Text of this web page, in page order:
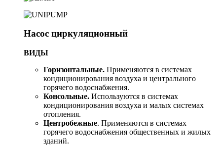
Насос циркуляционный
ВИДЫ
Горизонтальные. Применяются в системах
кондиционирования воздуха и центрального
горячего водоснабжения.
Консольные. Используются в системах
кондиционирования воздуха и малых системах
отопления.
Центробежные. Применяются в системах
горячего водоснабжения общественных и жилых
зданий.